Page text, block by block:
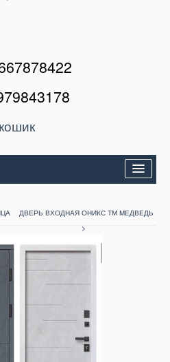
кошик
ДВЕРЬ ВХОДНАЯ ОНИКС ТМ МЕДВЕДЬ
>